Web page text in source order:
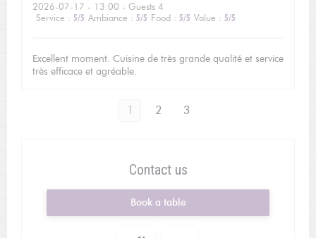
2026-07-17 - 13:00 - Guests 4
Service : 5/5 Ambiance : 5/5 Food : 5/5 Value : 5/5
Excellent moment. Cuisine de très grande qualité et service
très efficace et agréable.
1 2 3
Contact us
Book a table